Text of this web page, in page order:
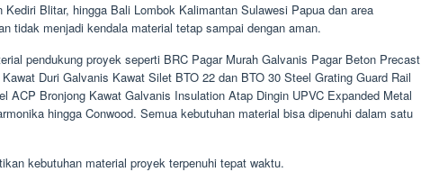
Kediri Blitar, hingga Bali Lombok Kalimantan Sulawesi Papua dan area
tidak menjadi kendala material tetap sampai dengan aman.
pendukung proyek seperti BRC Pagar Murah Galvanis Pagar Beton Precast
Duri Galvanis Kawat Silet BTO 22 dan BTO 30 Steel Grating Guard Rail
ACP Bronjong Kawat Galvanis Insulation Atap Dingin UPVC Expanded Metal
hingga Conwood. Semua kebutuhan material bisa dipenuhi dalam satu
kebutuhan material proyek terpenuhi tepat waktu.